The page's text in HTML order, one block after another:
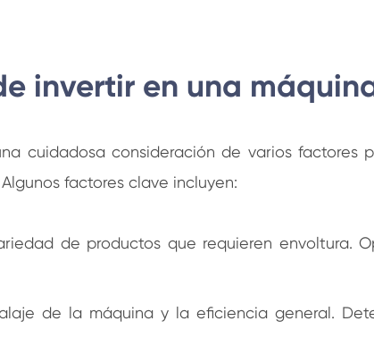
invertir en una
cuidadosa consideración de varios factores
factores clave incluyen:
de productos que requieren envoltura.
de la máquina y la eficiencia general.